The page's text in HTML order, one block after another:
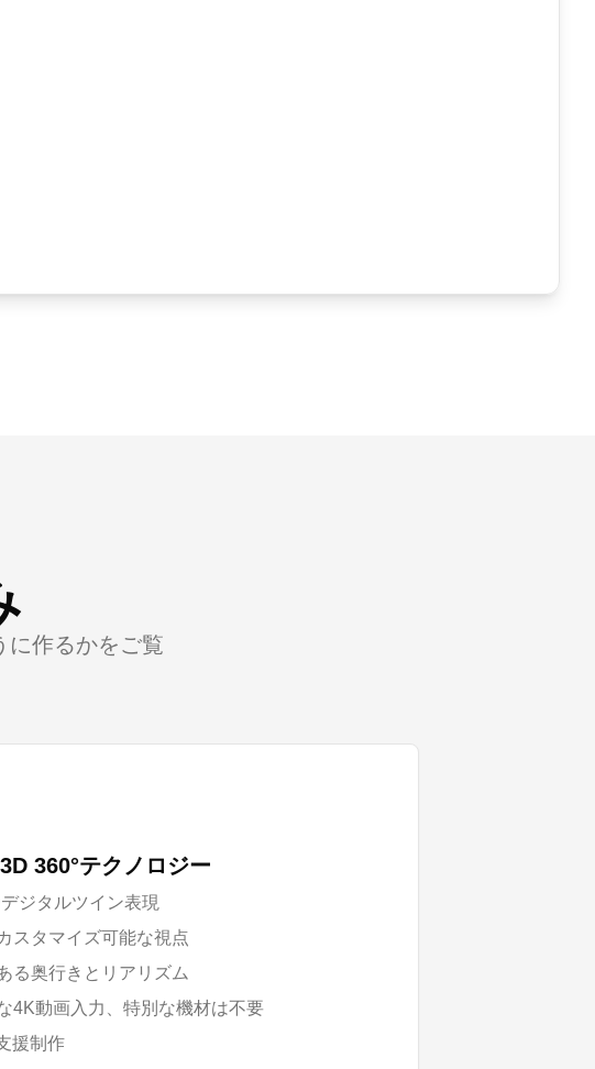
に作るかをご覧
360°テクノロジー
ジタルツイン表現
スタマイズ可能な視点
る奥行きとリアリズム
4K動画入力、特別な機材は不要
援制作